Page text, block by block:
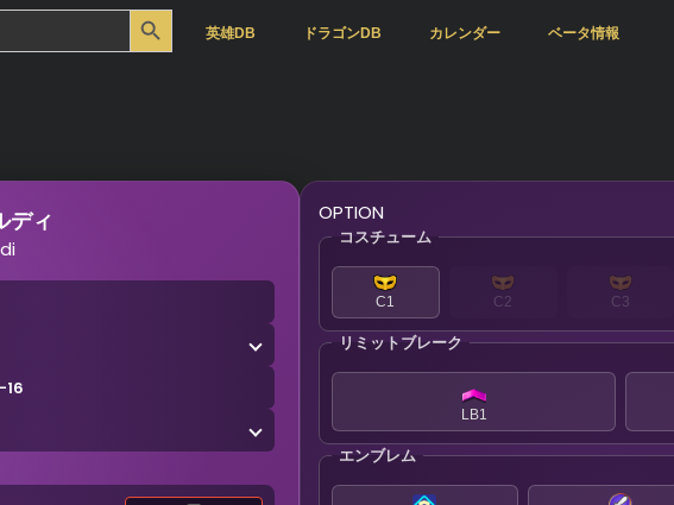
Search Button
英雄DB ドラゴンDB カレンダー ベータ情報
ディ
16
OPTION
コスチューム
C1 C2 C3
リミットブレーク
LB1
エンブレム